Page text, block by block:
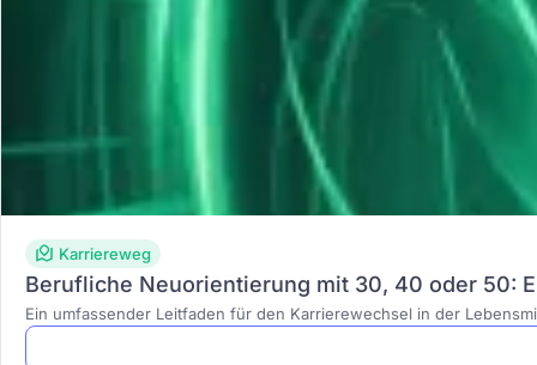
Karriereweg
Berufliche Neuorientierung mit 30, 40 oder 50:
Ein umfassender Leitfaden für den Karrierewechsel in der